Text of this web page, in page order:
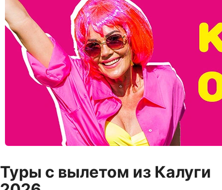
Туры с вылетом из Калуги